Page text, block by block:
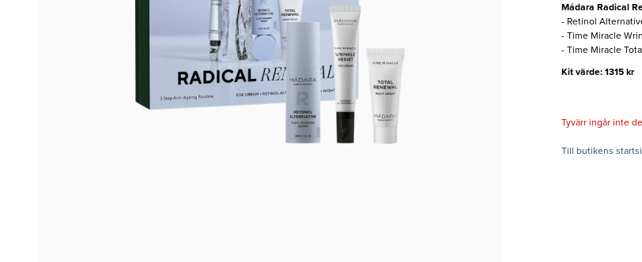
Mádara Radical
- Retinol
- Time Miracle
- Time Miracle
Kit värde: 1315 kr
Tyvärr ingår inte
Till butikens